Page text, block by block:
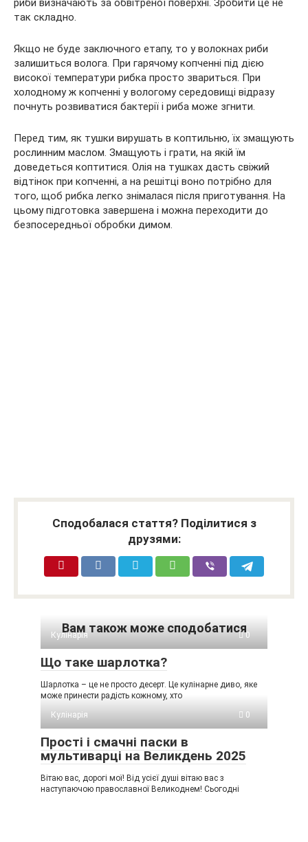
так складно.
Якщо не буде заключного етапу, то у волокнах риби
залишиться волога. При гарячому копченні під дією
високої температури рибка просто звариться. При
холодному ж копченні у вологому середовищі відразу
почнуть розвиватися бактерії і риба може згнити.
Перед тим, як тушки вирушать в коптильню, їх змащують
рослинним маслом. Змащують і грати, на якій їм
доведеться коптитися. Олія на тушках дасть свіжий
відтінок при копченні, а на решітці воно потрібно для
того, щоб рибка легко знімалася після приготування. На
цьому підготовка завершена і можна переходити до
безпосередньої обробки димом.
Сподобалася стаття? Поділитися з
друзями:
Вам також може сподобатися
Кулінарія 0
Що таке шарлотка?
Шарлотка – це не просто десерт. Це кулінарне диво, яке
може принести радість кожному, хто
Кулінарія
0
Прості і смачні паски в
мультиварці на Великдень 2025
Вітаю вас, дорогі мої! Від усієї душі вітаю вас з
наступаючою православної Великоднем! Сьогодні